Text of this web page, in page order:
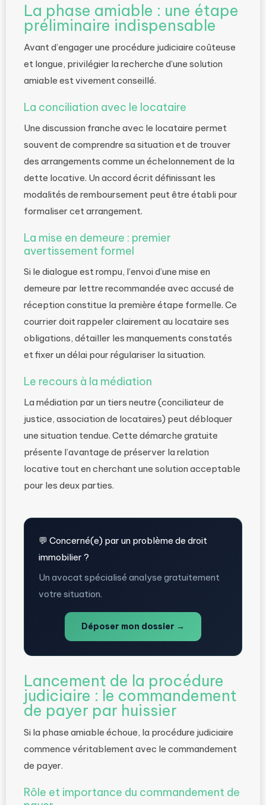
La phase amiable : une étape
préliminaire indispensable
Avant d’engager une procédure judiciaire coûteuse
et longue, privilégier la recherche d’une solution
amiable est vivement conseillé.
La conciliation avec le locataire
Une discussion franche avec le locataire permet
souvent de comprendre sa situation et de trouver
des arrangements comme un échelonnement de la
dette locative. Un accord écrit définissant les
modalités de remboursement peut être établi pour
formaliser cet arrangement.
La mise en demeure : premier
avertissement formel
Si le dialogue est rompu, l’envoi d’une mise en
demeure par lettre recommandée avec accusé de
réception constitue la première étape formelle. Ce
courrier doit rappeler clairement au locataire ses
obligations, détailler les manquements constatés
et fixer un délai pour régulariser la situation.
Le recours à la médiation
La médiation par un tiers neutre (conciliateur de
justice, association de locataires) peut débloquer
une situation tendue. Cette démarche gratuite
présente l’avantage de préserver la relation
locative tout en cherchant une solution acceptable
pour les deux parties.
💬 Concerné(e) par un problème de droit
immobilier ?
Un avocat spécialisé analyse gratuitement
votre situation.
Déposer mon dossier →
Lancement de la procédure
judiciaire : le commandement
de payer par huissier
Si la phase amiable échoue, la procédure judiciaire
commence véritablement avec le commandement
de payer.
Rôle et importance du commandement de